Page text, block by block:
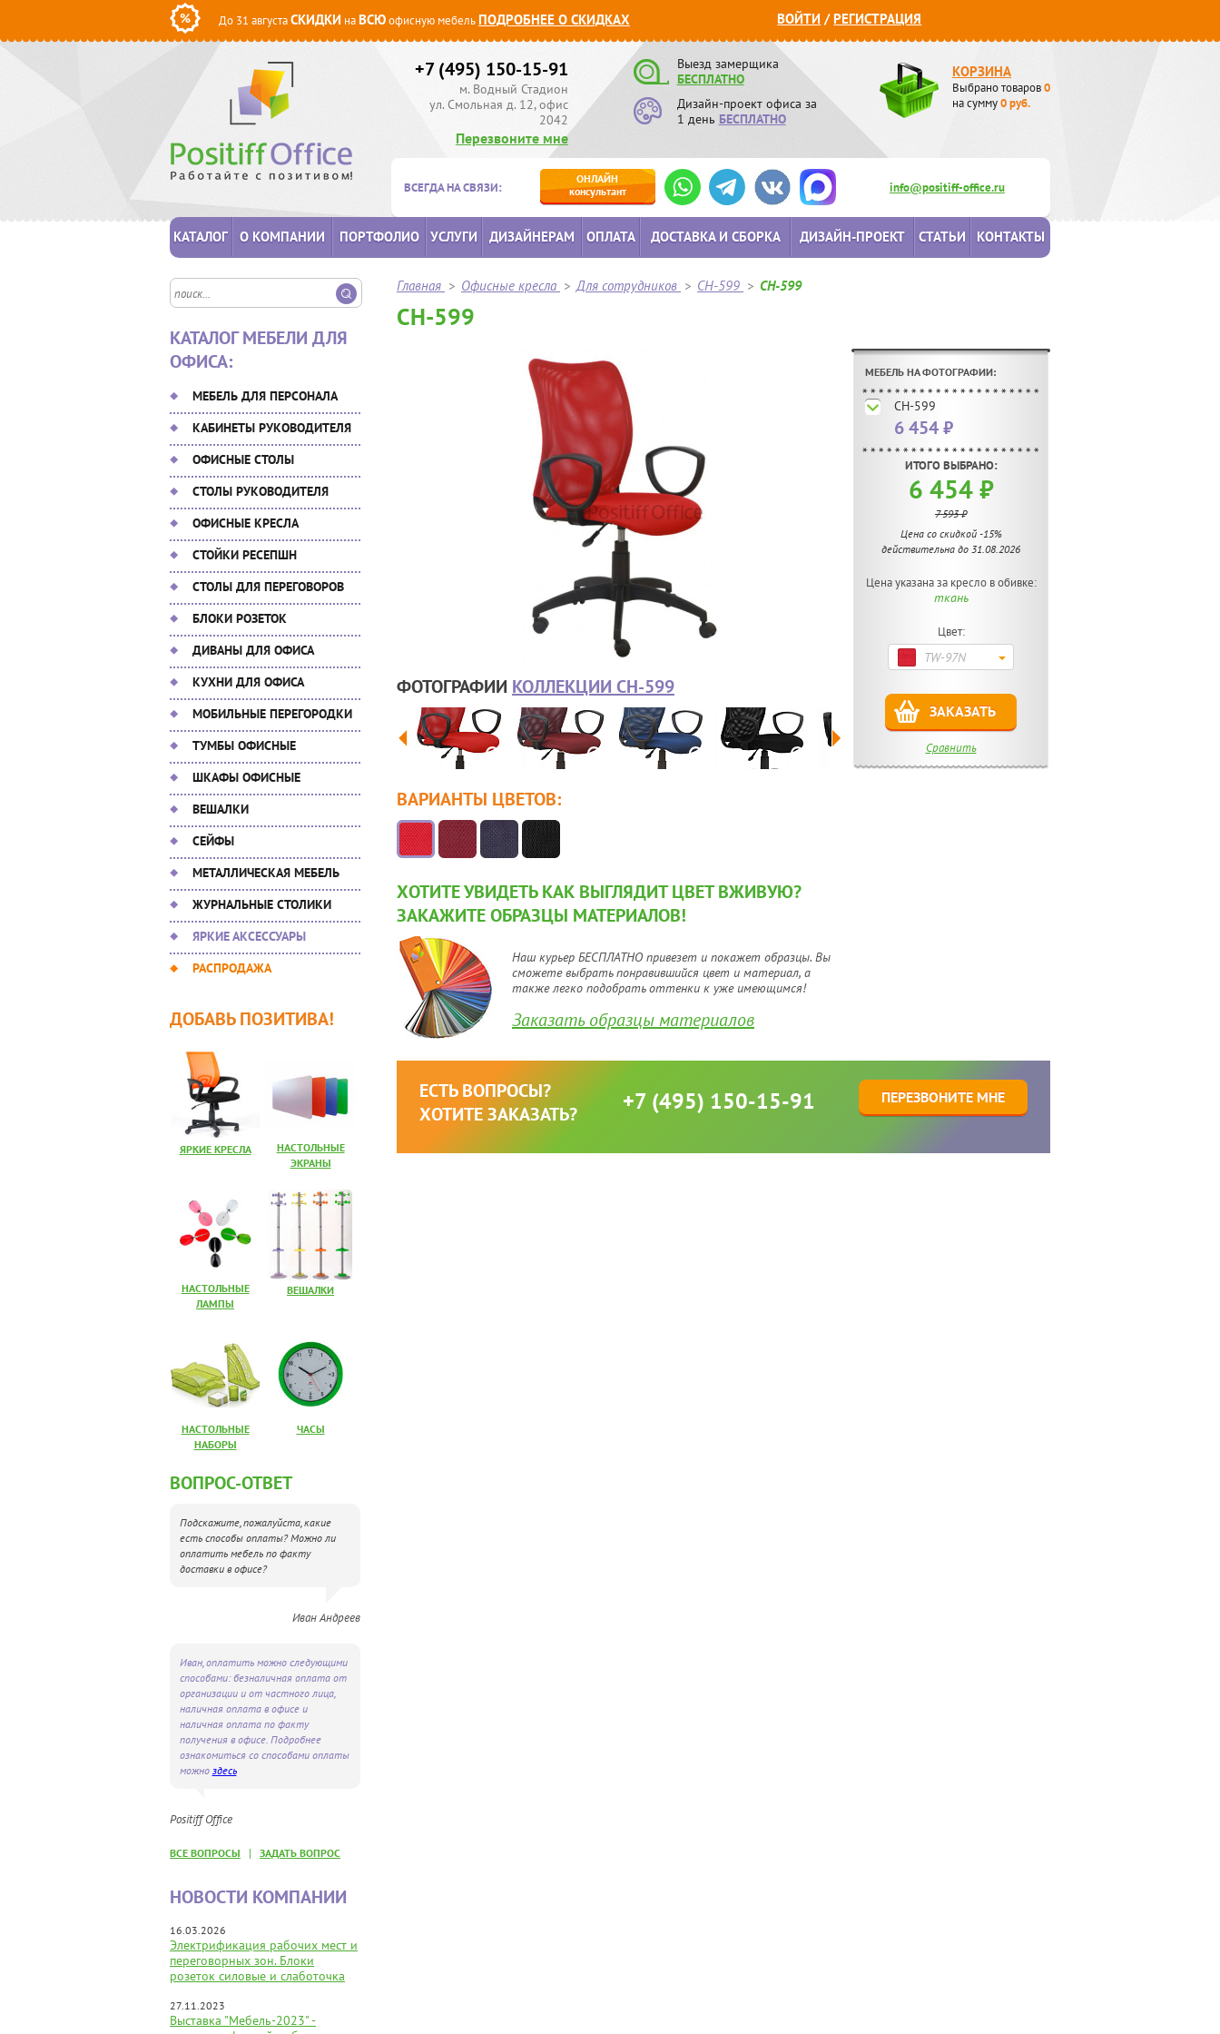
До 31 августаСКИДКИ наВСЮофисную мебельПОДРОБНЕЕ О СКИДКАХ ВОЙТИ /РЕГИСТРАЦИЯ
+7 (495) 150-15-91
м. Водный Стадион
ул. Смольная д. 12, офис
2042
Перезвоните мне
Выезд замерщика
БЕСПЛАТНО
Дизайн-проект офиса за
1 день БЕСПЛАТНО
КОРЗИНА
Выбрано товаров0
на сумму0руб.
ВСЕГДА НА СВЯЗИ:
ОНЛАЙН
консультант
info@positiff-office.ru
КАТАЛОГ О КОМПАНИИ ПОРТФОЛИО УСЛУГИ ДИЗАЙНЕРАМ ОПЛАТА ДОСТАВКА И СБОРКА ДИЗАЙН-ПРОЕКТ СТАТЬИ КОНТАКТЫ
КАТАЛОГ МЕБЕЛИ ДЛЯ
ОФИСА:
МЕБЕЛЬ ДЛЯ ПЕРСОНАЛА
КАБИНЕТЫ РУКОВОДИТЕЛЯ
ОФИСНЫЕ СТОЛЫ
СТОЛЫ РУКОВОДИТЕЛЯ
ОФИСНЫЕ КРЕСЛА
СТОЙКИ РЕСЕПШН
СТОЛЫ ДЛЯ ПЕРЕГОВОРОВ
БЛОКИ РОЗЕТОК
ДИВАНЫ ДЛЯ ОФИСА
КУХНИ ДЛЯ ОФИСА
МОБИЛЬНЫЕ ПЕРЕГОРОДКИ
ТУМБЫ ОФИСНЫЕ
ШКАФЫ ОФИСНЫЕ
ВЕШАЛКИ
СЕЙФЫ
МЕТАЛЛИЧЕСКАЯ МЕБЕЛЬ
ЖУРНАЛЬНЫЕ СТОЛИКИ
ЯРКИЕ АКСЕССУАРЫ
РАСПРОДАЖА
ДОБАВЬ ПОЗИТИВА!
ЯРКИЕ КРЕСЛА
НАСТОЛЬНЫЕ
ЭКРАНЫ
НАСТОЛЬНЫЕ
ЛАМПЫ
ВЕШАЛКИ
НАСТОЛЬНЫЕ
НАБОРЫ
ЧАСЫ
ВОПРОС-ОТВЕТ
Подскажите, пожалуйста, какие
есть способы оплаты? Можно ли
оплатить мебель по факту
доставки в офисе?
Иван Андреев
Иван, оплатить можно следующими
способами: безналичная оплата от
организации и от частного лица,
наличная оплата в офисе и
наличная оплата по факту
получения в офисе. Подробнее
ознакомиться со способами оплаты
можно здесь
Positiff Office
ВСЕ ВОПРОСЫ | ЗАДАТЬ ВОПРОС
НОВОСТИ КОМПАНИИ
16.03.2026
Электрификация рабочих мест и
переговорных зон. Блоки
розеток силовые и слаботочка
27.11.2023
Выставка "Мебель-2023" -
Главная > Офисные кресла > Для сотрудников > CH-599 > CH-599
CH-599
ФОТОГРАФИИ КОЛЛЕКЦИИ CH-599
МЕБЕЛЬ НА ФОТОГРАФИИ:
CH-599
6 454 ₽
ИТОГО ВЫБРАНО:
6 454 ₽
7 593 ₽
Цена со скидкой -15%
действительна до 31.08.2026
Цена указана за кресло в обивке:
ткань
Цвет:
TW-97N
ЗАКАЗАТЬ
Сравнить
ВАРИАНТЫ ЦВЕТОВ:
ХОТИТЕ УВИДЕТЬ КАК ВЫГЛЯДИТ ЦВЕТ ВЖИВУЮ?
ЗАКАЖИТЕ ОБРАЗЦЫ МАТЕРИАЛОВ!
Наш курьер БЕСПЛАТНО привезет и покажет образцы. Вы
сможете выбрать понравившийся цвет и материал, а
также легко подобрать оттенки к уже имеющимся!
Заказать образцы материалов
ЕСТЬ ВОПРОСЫ?
ХОТИТЕ ЗАКАЗАТЬ?
+7 (495) 150-15-91 ПЕРЕЗВОНИТЕ МНЕ